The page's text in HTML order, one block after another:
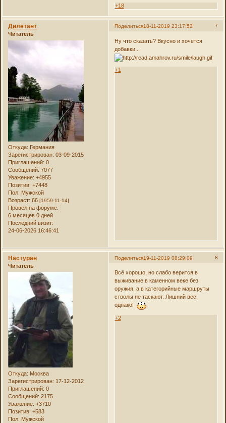
+18
Поделиться 7
18-11-2019 23:17:52
Дилетант
Читатель
Откуда: Германия
Зарегистрирован: 03-09-2015
Приглашений: 0
Сообщений: 7077
Уважение: +4955
Позитив: +7448
Пол: Мужской
Возраст: 66[1959-11-14]
Провел на форуме:
6 месяцев 0 дней
Последний визит:
24-06-2026 16:46:41
Ну что сказать? Вкусно и хочется
добавки...
+1
Поделиться 8
19-11-2019 08:29:09
Настуран
Читатель
Откуда: Москва
Зарегистрирован: 17-12-2012
Приглашений: 0
Сообщений: 2175
Уважение: +3710
Позитив: +583
Пол: Мужской
Всё хорошо, но слабо верится в
выживание в каменном веке без
оружия, а в категорийные маршруты
стволы не таскают. Лишний вес,
однако!
+2